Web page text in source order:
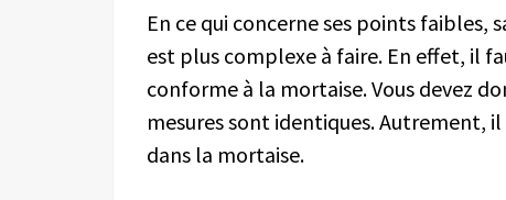
En ce qui concerne ses points faibles,
est plus complexe à faire. En effet, il
conforme à la mortaise. Vous devez
mesures sont identiques. Autrement,
dans la mortaise.